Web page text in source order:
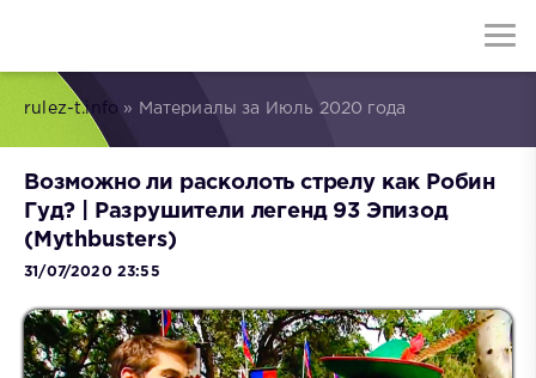
rulez-t.info » Материалы за Июль 2020 года
Возможно ли расколоть стрелу как Робин
Гуд? | Разрушители легенд 93 Эпизод
(Mythbusters)
31/07/2020 23:55